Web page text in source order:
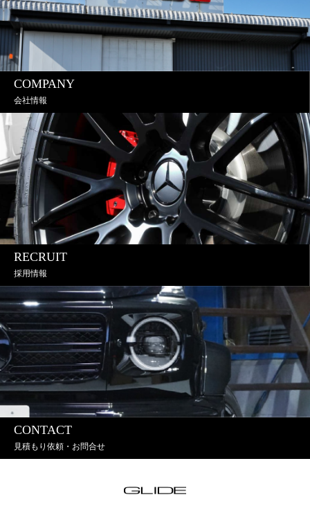
COMPANY
会社情報
RECRUIT
採用情報
CONTACT
見積もり依頼・お問合せ